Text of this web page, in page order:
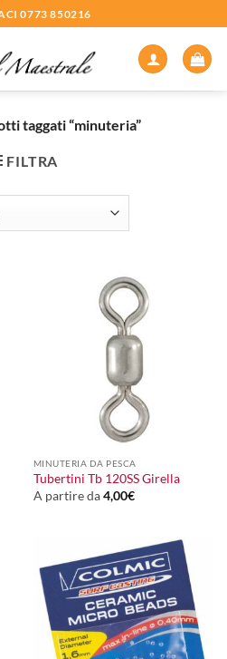
0773 850216
taggati “minuteria”
FILTRA
MINUTERIA DA PESCA
Tubertini Tb 120SS Girella
A partire da4,00€